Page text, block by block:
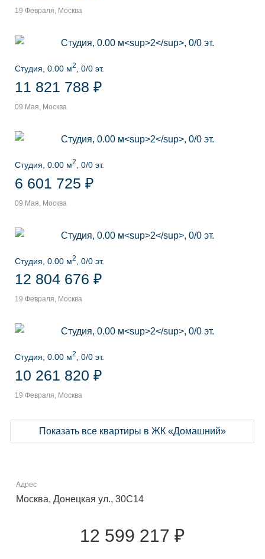
19 Февраля, Москва
Студия, 0.00 м2 , 0/0 эт.
11 821 788 ₽
09 Мая, Москва
Студия, 0.00 м2 , 0/0 эт.
6 601 725 ₽
09 Мая, Москва
Студия, 0.00 м2 , 0/0 эт.
12 804 676 ₽
19 Февраля, Москва
Студия, 0.00 м2 , 0/0 эт.
10 261 820 ₽
19 Февраля, Москва
Показать все квартиры в ЖК «Домашний»
Адрес
Москва, Донецкая ул., 30С14
12 599 217 ₽